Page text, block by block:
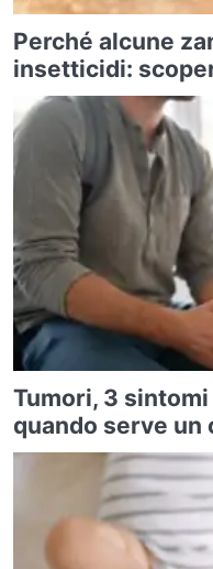
Perché alcune
insetticidi:
Tumori, 3
quando serve un